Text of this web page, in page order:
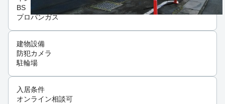
BS
プロパンガス
建物設備
防犯カメラ
駐輪場
入居条件
オンライン相談可